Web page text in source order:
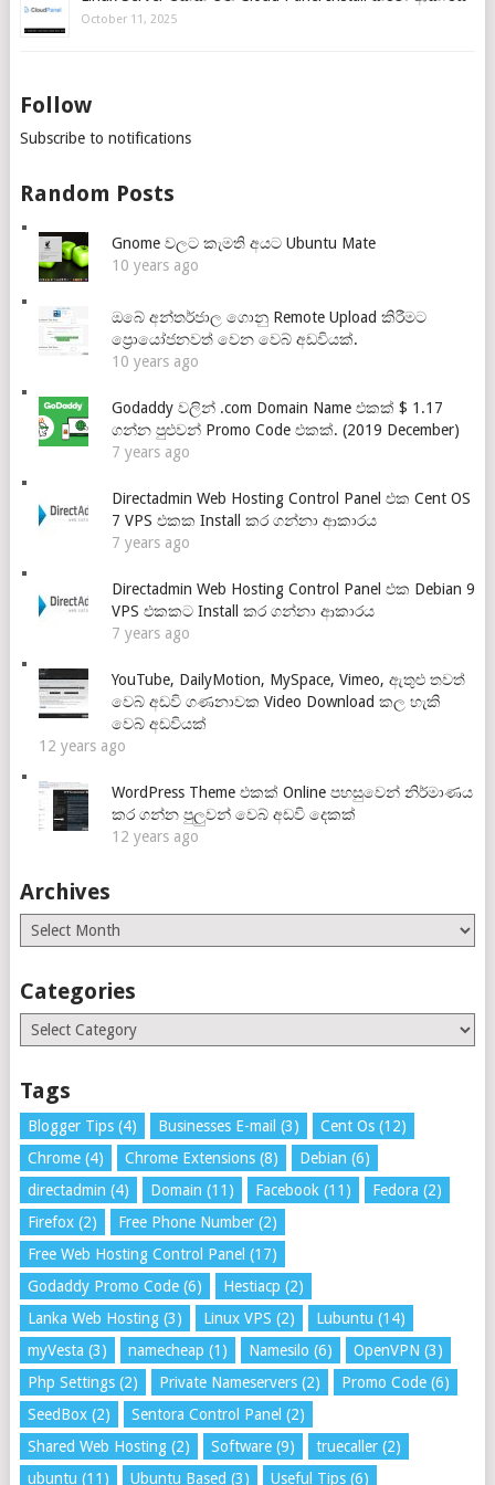
October 11, 2025
Follow
Subscribe to notifications
Random Posts
Gnome වලට කැමති අයට Ubuntu Mate
10 years ago
ඔබේ අන්තර්ජාල ගොනු Remote Upload කිරීමට
ප්‍රොයෝජනවත් වෙන වෙබ් අඩවියක්.
10 years ago
Godaddy වලින් .com Domain Name එකක් $ 1.17
ගන්න පුළුවන් Promo Code එකක්. (2019 December)
7 years ago
Directadmin Web Hosting Control Panel එක Cent OS
7 VPS එකක Install කර ගන්නා ආකාරය
7 years ago
Directadmin Web Hosting Control Panel එක Debian 9
VPS එකකට Install කර ගන්නා ආකාරය
7 years ago
YouTube, DailyMotion, MySpace, Vimeo, ඇතුළු තවත්
වෙබ් අඩවි ගණනාවක Video Download කල හැකි
වෙබ් අඩවියක්
12 years ago
WordPress Theme එකක් Online පහසුවෙන් නිර්මාණය
කර ගන්න පුලුවන් වෙබ් අඩවි දෙකක්
12 years ago
Archives
Archives
Categories
Categories
Tags
Blogger Tips(4) Businesses E-mail (3) Cent Os(12)
Chrome(4) Chrome Extensions(8) Debian (6)
directadmin (4) Domain (11) Facebook (11) Fedora (2)
Firefox(2) Free Phone Number(2)
Free Web Hosting Control Panel (17)
Godaddy Promo Code(6) Hestiacp (2)
Lanka Web Hosting(3) Linux VPS (2) Lubuntu (14)
myVesta (3) namecheap (1) Namesilo (6) OpenVPN (3)
Php Settings(2) Private Nameservers(2) Promo Code(6)
SeedBox(2) Sentora Control Panel (2)
Shared Web Hosting(2) Software(9) truecaller(2)
ubuntu (11) Ubuntu Based (3) Useful Tips(6)